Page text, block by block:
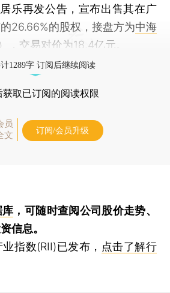
再发公告，宣布出售其在广
26.66%的股权，接盘方为中海
），交易对价为18.4亿元。
1289字 订阅后继续阅读
获取已订阅的阅读权限
员
文
订阅/会员升级
库 ，可随时查阅公司股价走势、
信息。
数(RII)已发布， 点击了解行